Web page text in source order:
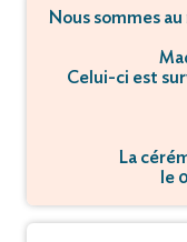
Nous sommes
Celui-ci est
La
le